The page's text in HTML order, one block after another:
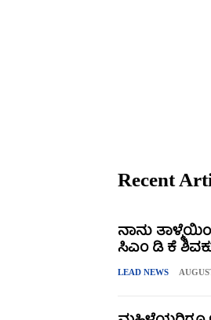
Recent
ನಾನು
ಸಿಎಂ ಡಿ ಕೆ
LEAD NEWS